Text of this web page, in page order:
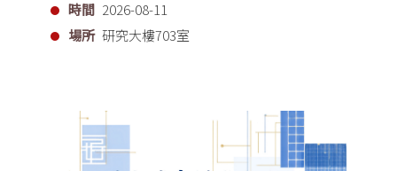
時間 2026-08-11
場所 研究大樓703室